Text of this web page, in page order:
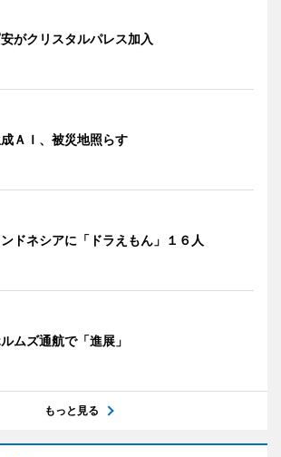
がクリスタルパレス加入
ＡＩ、被災地照らす
ドネシアに「ドラえもん」１６人
ムズ通航で「進展」
もっと見る